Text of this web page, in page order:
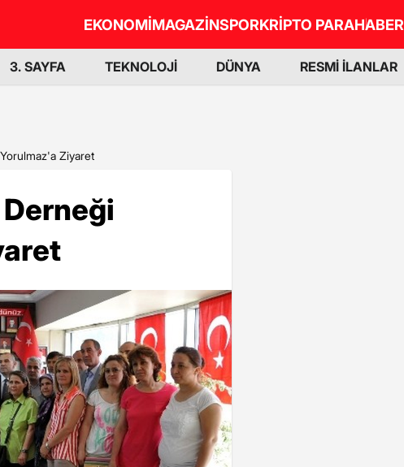
EKONOMİMAGAZİNSPORKRİPTO PARAHABER
3. SAYFA TEKNOLOJİ DÜNYA RESMİ İLANLAR
Ziyaret